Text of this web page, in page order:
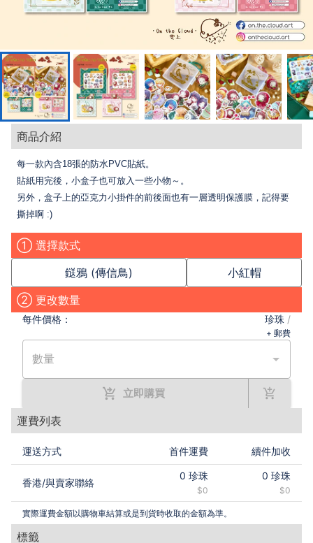
商品介紹
每一款內含18張的防水PVC貼紙。
貼紙用完後，小盒子也可放入一些小物～。
另外，盒子上的亞克力小掛件的前後面也有一層透明保護膜，記得要
撕掉啊 :)
① 選擇款式
鎹鴉 (傳信鳥)
小紅帽
② 更改數量
每件價格： 珍珠 /
+ 郵費
數量
立即購買
運費列表
運送方式 首件運費 續件加收
香港/與賣家聯絡
0 珍珠
$0
0 珍珠
$0
實際運費金額以購物車結算或是到貨時收取的金額為準。
標籤